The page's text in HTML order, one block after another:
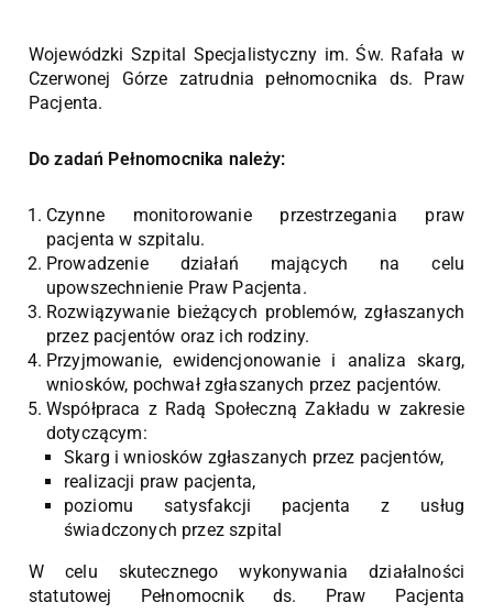
Wojewódzki Szpital Specjalistyczny im. Św. Rafała w
Czerwonej Górze zatrudnia pełnomocnika ds. Praw
Pacjenta.
Do zadań Pełnomocnika należy:
Czynne monitorowanie przestrzegania praw
pacjenta w szpitalu.
Prowadzenie działań mających na celu
upowszechnienie Praw Pacjenta.
Rozwiązywanie bieżących problemów, zgłaszanych
przez pacjentów oraz ich rodziny.
Przyjmowanie, ewidencjonowanie i analiza skarg,
wniosków, pochwał zgłaszanych przez pacjentów.
Współpraca z Radą Społeczną Zakładu w zakresie
dotyczącym:
Skarg i wniosków zgłaszanych przez pacjentów,
realizacji praw pacjenta,
poziomu satysfakcji pacjenta z usług
świadczonych przez szpital
W celu skutecznego wykonywania działalności
statutowej Pełnomocnik ds. Praw Pacjenta